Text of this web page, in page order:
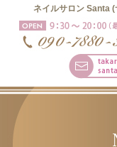
ネイルサロン Santa